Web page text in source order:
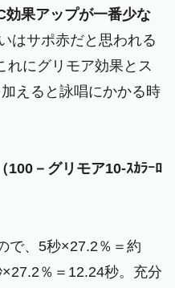
効果アップが一番少な
はサポ赤だと思われる
れにグリモア効果とス
えると詠唱にかかる時
100－グリモア10-ｽｶﾗｰﾛ
で、5秒×27.2％＝約
％＝12.24秒。充分